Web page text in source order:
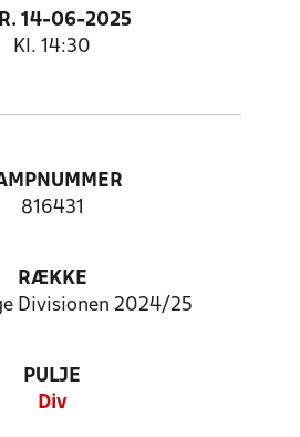
14-06-2025
Kl. 14:30
816431
RÆKKE
Divisionen 2024/25
PULJE
Div